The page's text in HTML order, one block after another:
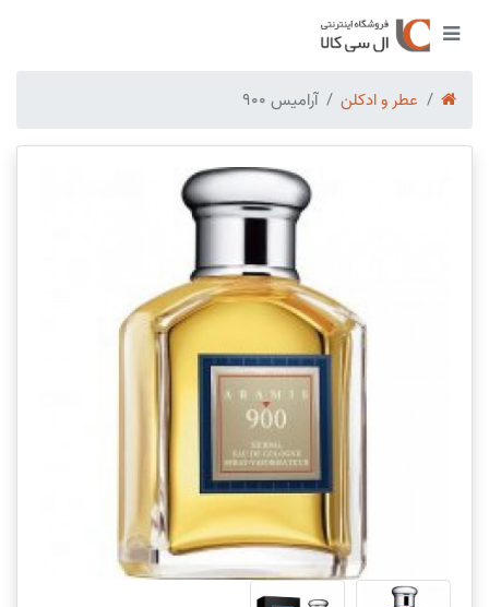
عطر و ادکلن آرامیس 900